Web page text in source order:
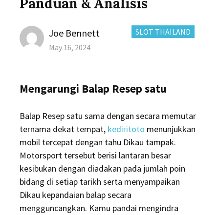
CATEGORIES:
SLOT THAILAND
Author
Joe Bennett
Posted
May 16, 2024
Mengarungi Balap Resep satu
Balap Resep satu sama dengan secara memutar
ternama dekat tempat, kediritoto menunjukkan
mobil tercepat dengan tahu Dikau tampak.
Motorsport tersebut berisi lantaran besar
kesibukan dengan diadakan pada jumlah poin
bidang di setiap tarikh serta menyampaikan
Dikau kepandaian balap secara
mengguncangkan. Kamu pandai mengindra